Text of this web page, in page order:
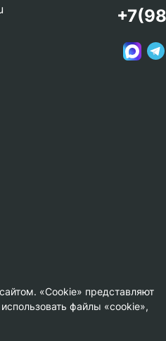
«Cookie» представляют
файлы «cookie»,